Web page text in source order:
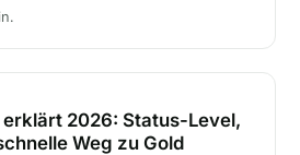
2026: Status-Level, Punkte
2026: Status-Level,
Weg zu Gold